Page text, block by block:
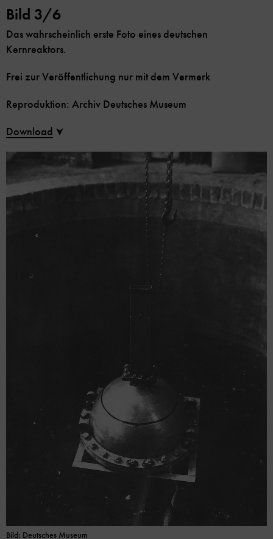
Bild: Deutsches Museum
Bild 3/6
Das wahrscheinlich erste Foto eines deutschen
Kernreaktors.
Frei zur Veröffentlichung nur mit dem Vermerk
Reproduktion: Archiv Deutsches Museum
Download